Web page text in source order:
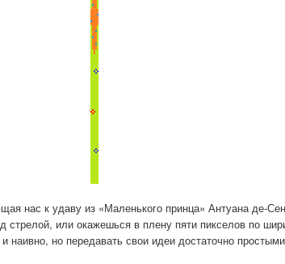
нас к удаву из «Маленького принца» Антуана де-
стрелой, или окажешься в плену пяти пикселов по
и наивно, но передавать свои идеи достаточно